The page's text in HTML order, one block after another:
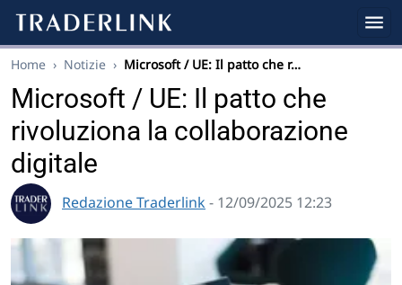
Home › Notizie › Microsoft / UE: Il patto che r…
Microsoft / UE: Il patto che
rivoluziona la collaborazione
digitale
Redazione Traderlink - 12/09/2025 12:23